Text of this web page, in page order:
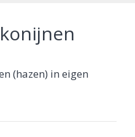
(hazen) in eigen